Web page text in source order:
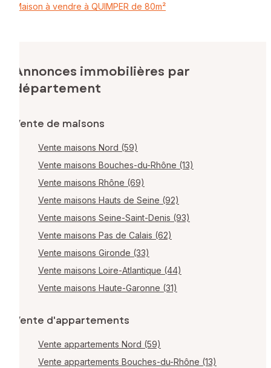
Maison à vendre à QUIMPER de 80m²
Annonces immobilières par
département
Vente de maisons
Vente maisons Nord (59)
Vente maisons Bouches-du-Rhône (13)
Vente maisons Rhône (69)
Vente maisons Hauts de Seine (92)
Vente maisons Seine-Saint-Denis (93)
Vente maisons Pas de Calais (62)
Vente maisons Gironde (33)
Vente maisons Loire-Atlantique (44)
Vente maisons Haute-Garonne (31)
Vente d'appartements
Vente appartements Nord (59)
Vente appartements Bouches-du-Rhône (13)